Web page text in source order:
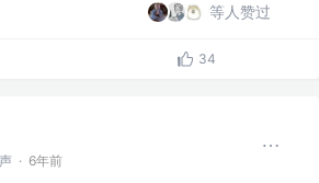
等人赞过
34
· 6年前